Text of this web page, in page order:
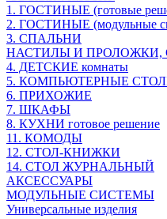
1. ГОСТИНЫЕ (готовые
2. ГОСТИНЫЕ (модульные
3. СПАЛЬНИ
НАСТИЛЫ И ПРОЛОЖКИ,
4. ДЕТСКИЕ комнаты
5. КОМПЬЮТЕРНЫЕ
6. ПРИХОЖИЕ
7. ШКАФЫ
8. КУХНИ готовое решение
11. КОМОДЫ
12. СТОЛ-КНИЖКИ
14. СТОЛ ЖУРНАЛЬНЫЙ
АКСЕССУАРЫ
МОДУЛЬНЫЕ СИСТЕМЫ
Универсальные изделия